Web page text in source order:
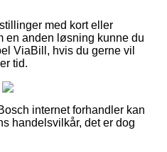
med kort eller
en anden løsning kunne du
ViaBill, hvis du gerne vil
tid.
internet forhandler kan
handelsvilkår, det er dog